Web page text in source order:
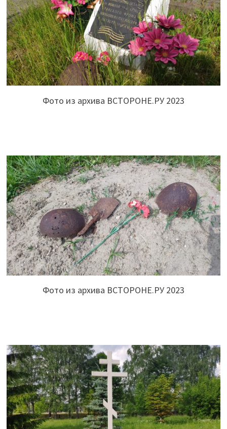
Фото из архива ВСТОРОНЕ.РУ 2023
Фото из архива ВСТОРОНЕ.РУ 2023